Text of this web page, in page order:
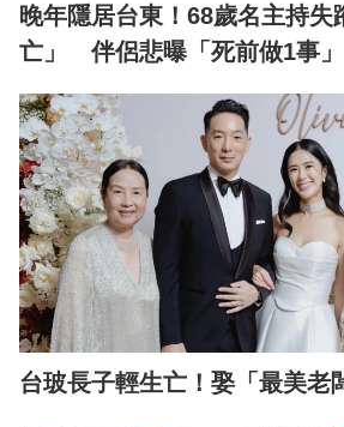
晚年隱居台東！68歲名主持失
亡」 伴侶悲曝「死前做1事
台玻長子輕生亡！娶「最美老